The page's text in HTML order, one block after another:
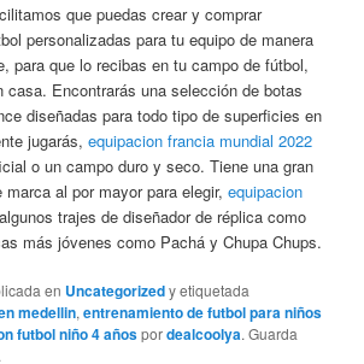
que puedas crear y comprar
personalizadas para tu equipo de manera
para que lo recibas en tu campo de fútbol,
casa. Encontrarás una selección de botas
diseñadas para todo tipo de superficies en
jugarás,equipacion francia mundial 2022
o un campo duro y seco. Tiene una gran
marca al por mayor para elegir,equipacion
trajes de diseñador de réplica como
más jóvenes como Pachá y Chupa Chups.
en Uncategorizedy etiquetada
medellin,entrenamiento de futbol para niños
futbol niño 4 añospordealcoolya. Guarda